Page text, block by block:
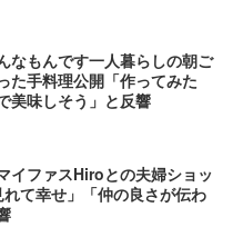
なもんです一人暮らしの朝ご
た手料理公開「作ってみた
美味しそう」と反響
イファスHiroとの夫婦ショッ
れて幸せ」「仲の良さが伝わ